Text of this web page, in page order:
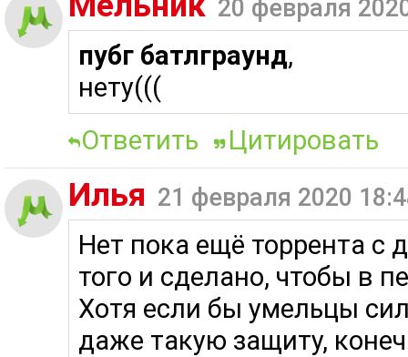
20 февраля
пубг батлграунд,
нету(((
Ответить
Цитировать
Илья 21 февраля 2020
Нет пока ещё торрента с
того и сделано, чтобы в
Хотя если бы умельцы
даже такую защиту,